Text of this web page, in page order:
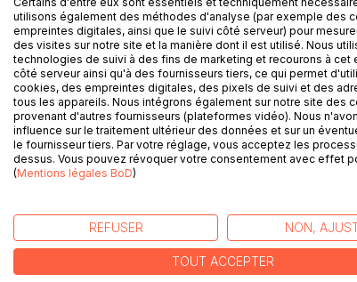
aux songes, la pluie sur les carreaux, le
Et je découvre la peur et la joie, la lumière
descendre la colline. Il y a la vision de
Le printemps n’a jamais été aussi beau ;
D’AUTRES TITRES
utilisons également des méthodes d'analyse (par exemple des
empreintes digitales, ainsi que le suivi côté serveur) pour
des visites sur notre site et la manière dont il est utilisé. Nous
technologies de suivi à des fins de marketing et recourons à cet
côté serveur ainsi qu'à des fournisseurs tiers, ce qui permet
cookies, des empreintes digitales, des pixels de suivi et des
tous les appareils. Nous intégrons également sur notre site des
provenant d'autres fournisseurs (plateformes vidéo). Nous
influence sur le traitement ultérieur des données et sur un
le fournisseur tiers. Par votre réglage, vous acceptez les
dessus. Vous pouvez révoquer votre consentement avec effet
(Mentions légales BoD)
REFUSER NON,
TOUT ACCEPTER